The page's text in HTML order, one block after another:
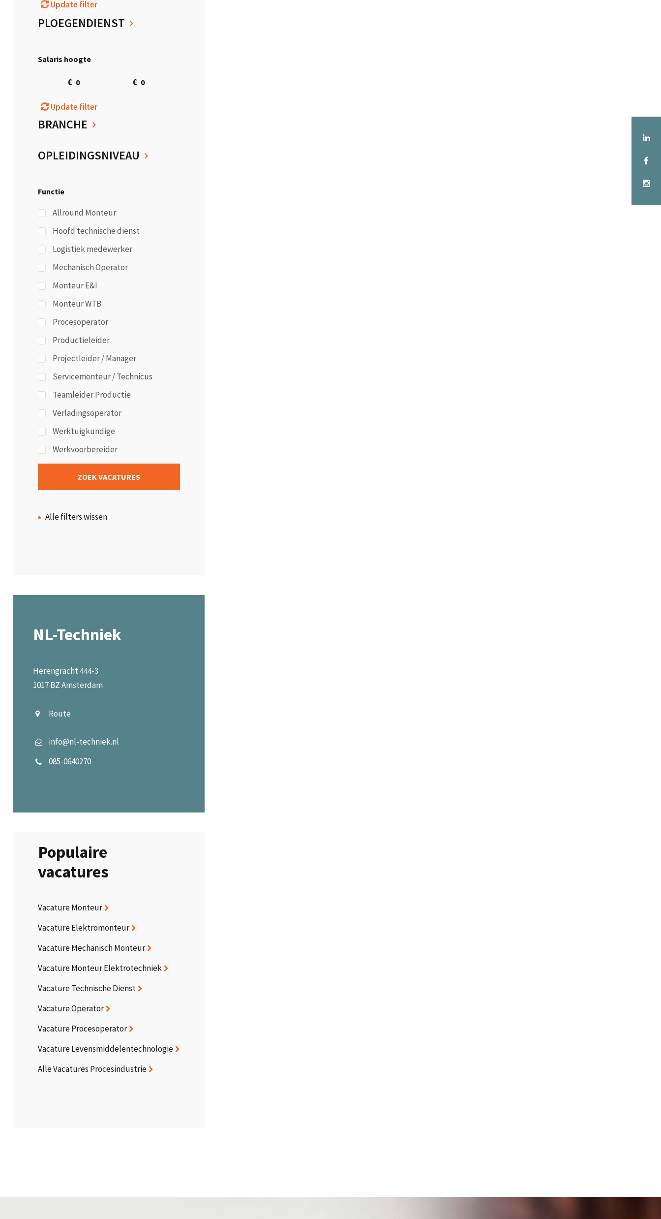
Update filter
PLOEGENDIENST
Salaris hoogte
€ €
Update filter
BRANCHE
OPLEIDINGSNIVEAU
Functie
Allround Monteur
Hoofd technische dienst
Logistiek medewerker
Mechanisch Operator
Monteur E&I
Monteur WTB
Procesoperator
Productieleider
Projectleider / Manager
Servicemonteur / Technicus
Teamleider Productie
Verladingsoperator
Werktuigkundige
Werkvoorbereider
Alle filters wissen
NL-Techniek
Herengracht 444-3
1017 BZ Amsterdam
Route
info@nl-techniek.nl
085-0640270
Populaire
vacatures
Vacature Monteur
Vacature Elektromonteur
Vacature Mechanisch Monteur
Vacature Monteur Elektrotechniek
Vacature Technische Dienst
Vacature Operator
Vacature Procesoperator
Vacature Levensmiddelentechnologie
Alle Vacatures Procesindustrie